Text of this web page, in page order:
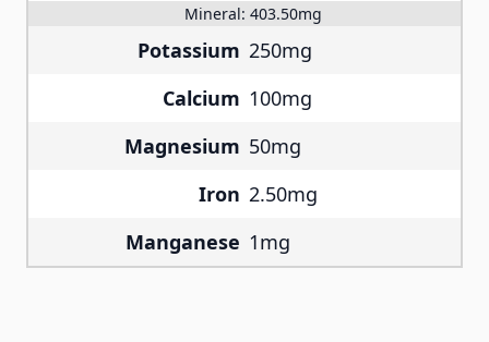
Mineral: 403.50mg
Potassium 250mg
Calcium 100mg
Magnesium 50mg
Iron 2.50mg
Manganese 1mg